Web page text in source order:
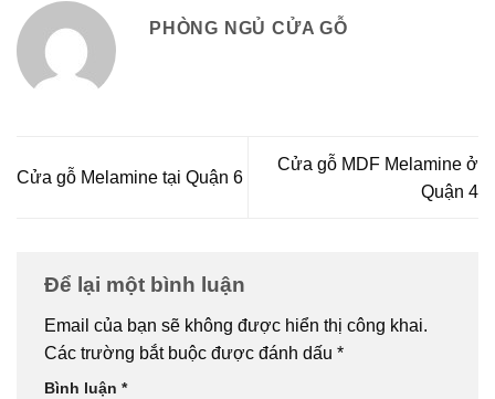
PHÒNG NGỦ CỬA GỖ
Cửa gỗ Melamine tại Quận 6
Cửa gỗ MDF Melamine ở
Quận 4
Để lại một bình luận
Email của bạn sẽ không được hiển thị công khai.
Các trường bắt buộc được đánh dấu *
Bình luận *